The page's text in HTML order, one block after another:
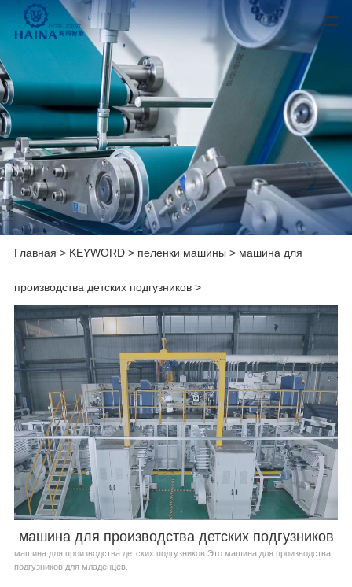
Главная > KEYWORD> пеленки машины > машина для
производства детских подгузников>
машина для производства детских подгузников
машина для производства детских подгузников Это машина для производства
подгузников для младенцев.